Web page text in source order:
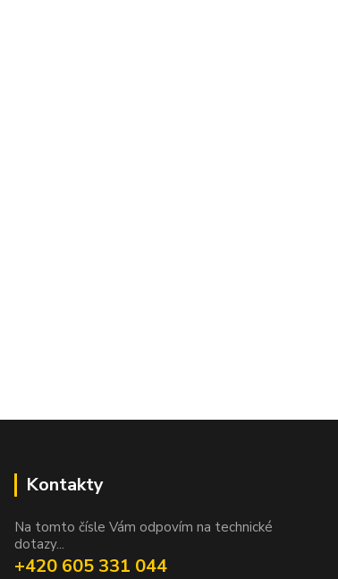
Kontakty
Na tomto čísle Vám odpovím na technické
dotazy...
+420 605 331 044